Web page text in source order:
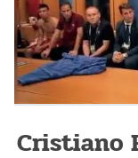
Cristiano